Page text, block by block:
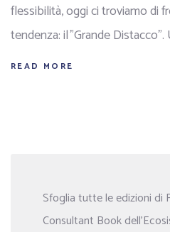
flessibilità, oggi ci troviamo di
tendenza: il "Grande
READ MORE
Sfoglia tutte le edizioni di
Consultant Book